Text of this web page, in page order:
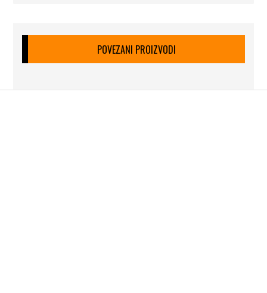
POVEZANI PROIZVODI